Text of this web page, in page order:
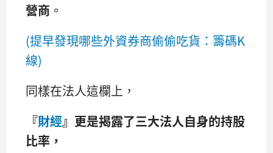
營商 。
(提早發現哪些外資券商偷偷吃貨：籌碼K
線)
同樣在法人這欄上，
『財經』更是揭露了三大法人自身的持股
比率，